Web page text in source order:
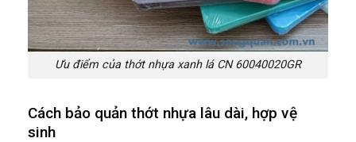
Ưu điểm của thớt nhựa xanh lá CN 60040020GR
Cách bảo quản thớt nhựa lâu dài, hợp vệ
sinh